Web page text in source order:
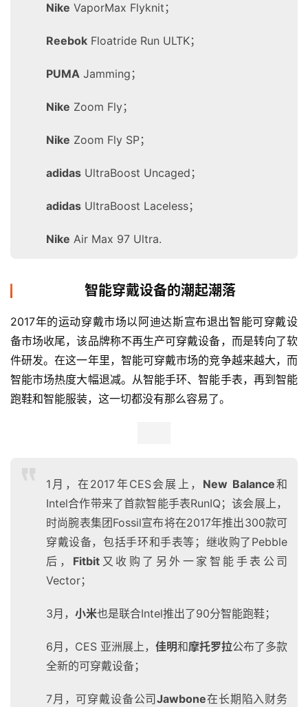
Nike VaporMax Flyknit；
Reebok Floatride Run ULTK；
PUMA Jamming；
Nike Zoom Fly；
Nike Zoom Fly SP；
adidas UltraBoost Uncaged；
adidas UltraBoost Laceless；
Nike Air Max 97 Ultra.
智能穿戴设备的潮起潮落
2017年的运动穿戴市场以阿迪达斯宣布退出智能可穿戴设
备市场收尾，该品牌称不再生产可穿戴设备，而是转向了软
件研发。在这一年里，智能可穿戴市场的竞争越来越大，而
智能市场热度大幅退减。从智能手环、智能手表，再到智能
跑鞋和智能服装，这一切都没有那么容易了。
1月，在2017年CES会展上， New Balance和
Intel合作带来了首款智能手表RunIQ；该会展上，
时尚腕表集团Fossil宣布将在2017年推出300款可
穿戴设备，包括手环和手表等； 继收购了Pebble
后， Fitbit 又收购了另外一家智能手表公司
Vector；
3月， 小米也是联合Intel推出了90分智能跑鞋；
6月， CES 亚洲展上， 佳明和摩托罗拉公布了多款
全新的可穿戴设备；
7月，可穿戴设备公司Jawbone在长期陷入财务